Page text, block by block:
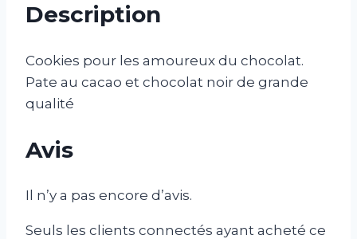
Description
Cookies pour les amoureux du chocolat.
Pate au cacao et chocolat noir de grande
qualité
Avis
Il n’y a pas encore d’avis.
Seuls les clients connectés ayant acheté ce